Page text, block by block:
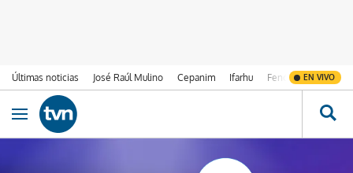
Últimas noticias José Raúl Mulino Cepanim Ifarhu Fenómeno de El
EN VIVO
Ir al contenido
Obrir navegació